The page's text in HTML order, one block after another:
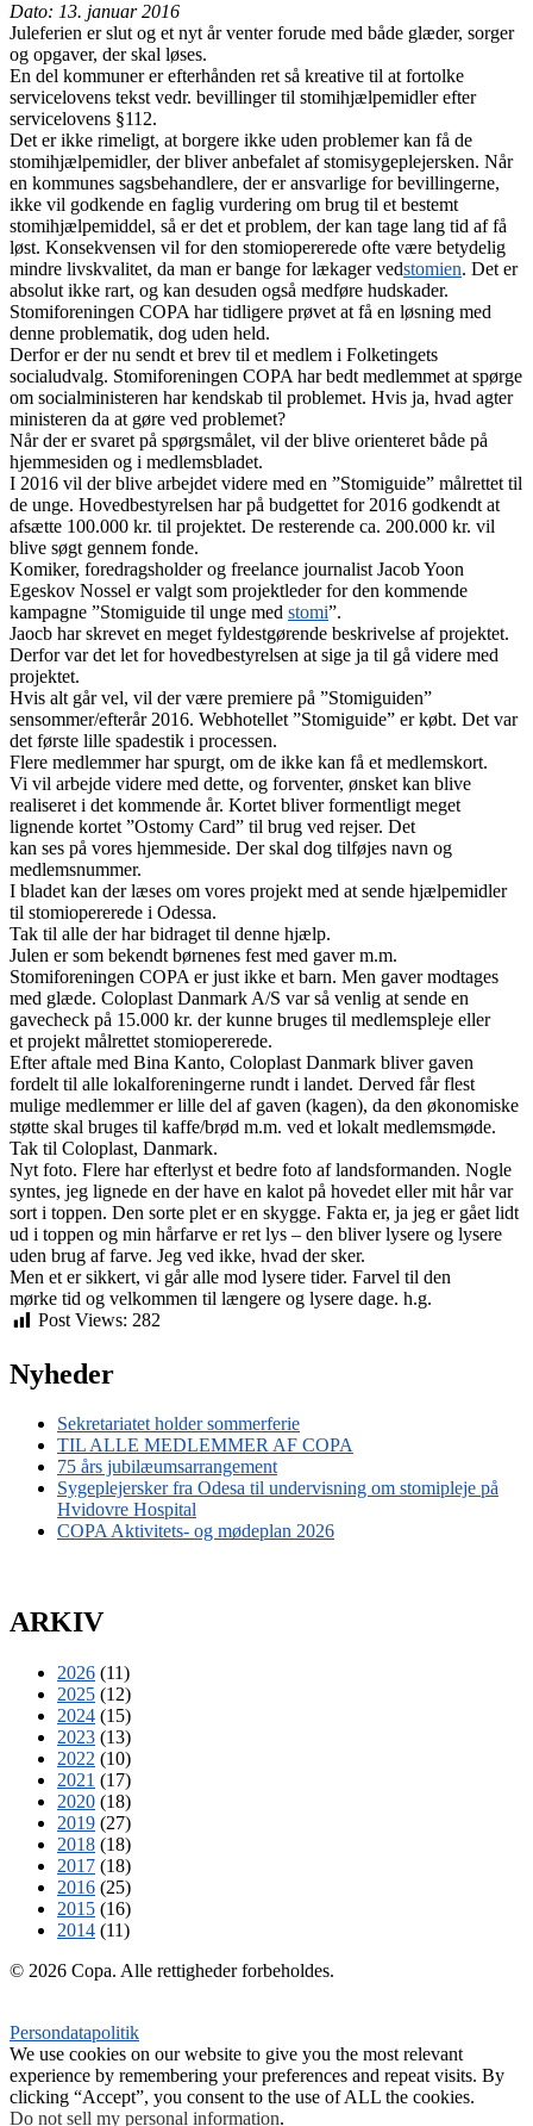
Dato: 13. januar 2016
Juleferien er slut og et nyt år venter forude med både glæder, sorger
og opgaver, der skal løses.
En del kommuner er efterhånden ret så kreative til at fortolke
servicelovens tekst vedr. bevillinger til stomihjælpemidler efter
servicelovens §112.
Det er ikke rimeligt, at borgere ikke uden problemer kan få de
stomihjælpemidler, der bliver anbefalet af stomisygeplejersken. Når
en kommunes sagsbehandlere, der er ansvarlige for bevillingerne,
ikke vil godkende en faglig vurdering om brug til et bestemt
stomihjælpemiddel, så er det et problem, der kan tage lang tid af få
løst. Konsekvensen vil for den stomiopererede ofte være betydelig
mindre livskvalitet, da man er bange for lækager vedstomien. Det er
absolut ikke rart, og kan desuden også medføre hudskader.
Stomiforeningen COPA har tidligere prøvet at få en løsning med
denne problematik, dog uden held.
Derfor er der nu sendt et brev til et medlem i Folketingets
socialudvalg. Stomiforeningen COPA har bedt medlemmet at spørge
om socialministeren har kendskab til problemet. Hvis ja, hvad agter
ministeren da at gøre ved problemet?
Når der er svaret på spørgsmålet, vil der blive orienteret både på
hjemmesiden og i medlemsbladet.
I 2016 vil der blive arbejdet videre med en ”Stomiguide” målrettet til
de unge. Hovedbestyrelsen har på budgettet for 2016 godkendt at
afsætte 100.000 kr. til projektet. De resterende ca. 200.000 kr. vil
blive søgt gennem fonde.
Komiker, foredragsholder og freelance journalist Jacob Yoon
Egeskov Nossel er valgt som projektleder for den kommende
kampagne ”Stomiguide til unge med stomi”.
Jaocb har skrevet en meget fyldestgørende beskrivelse af projektet.
Derfor var det let for hovedbestyrelsen at sige ja til gå videre med
projektet.
Hvis alt går vel, vil der være premiere på ”Stomiguiden”
sensommer/efterår 2016. Webhotellet ”Stomiguide” er købt. Det var
det første lille spadestik i processen.
Flere medlemmer har spurgt, om de ikke kan få et medlemskort.
Vi vil arbejde videre med dette, og forventer, ønsket kan blive
realiseret i det kommende år. Kortet bliver formentligt meget
lignende kortet ”Ostomy Card” til brug ved rejser. Det
kan ses på vores hjemmeside. Der skal dog tilføjes navn og
medlemsnummer.
I bladet kan der læses om vores projekt med at sende hjælpemidler
til stomiopererede i Odessa.
Tak til alle der har bidraget til denne hjælp.
Julen er som bekendt børnenes fest med gaver m.m.
Stomiforeningen COPA er just ikke et barn. Men gaver modtages
med glæde. Coloplast Danmark A/S var så venlig at sende en
gavecheck på 15.000 kr. der kunne bruges til medlemspleje eller
et projekt målrettet stomiopererede.
Efter aftale med Bina Kanto, Coloplast Danmark bliver gaven
fordelt til alle lokalforeningerne rundt i landet. Derved får flest
mulige medlemmer er lille del af gaven (kagen), da den økonomiske
støtte skal bruges til kaffe/brød m.m. ved et lokalt medlemsmøde.
Tak til Coloplast, Danmark.
Nyt foto. Flere har efterlyst et bedre foto af landsformanden. Nogle
syntes, jeg lignede en der have en kalot på hovedet eller mit hår var
sort i toppen. Den sorte plet er en skygge. Fakta er, ja jeg er gået lidt
ud i toppen og min hårfarve er ret lys – den bliver lysere og lysere
uden brug af farve. Jeg ved ikke, hvad der sker.
Men et er sikkert, vi går alle mod lysere tider. Farvel til den
mørke tid og velkommen til længere og lysere dage. h.g.
Post Views: 282
Nyheder
Sekretariatet holder sommerferie
TIL ALLE MEDLEMMER AF COPA
75 års jubilæumsarrangement
Sygeplejersker fra Odesa til undervisning om stomipleje på
Hvidovre Hospital
COPA Aktivitets- og mødeplan 2026
ARKIV
2026 (11)
2025 (12)
2024 (15)
2023 (13)
2022 (10)
2021 (17)
2020 (18)
2019 (27)
2018 (18)
2017 (18)
2016 (25)
2015 (16)
2014 (11)
© 2026 Copa. Alle rettigheder forbeholdes.
Persondatapolitik
We use cookies on our website to give you the most relevant
experience by remembering your preferences and repeat visits. By
clicking “Accept”, you consent to the use of ALL the cookies.
Do not sell my personal information.